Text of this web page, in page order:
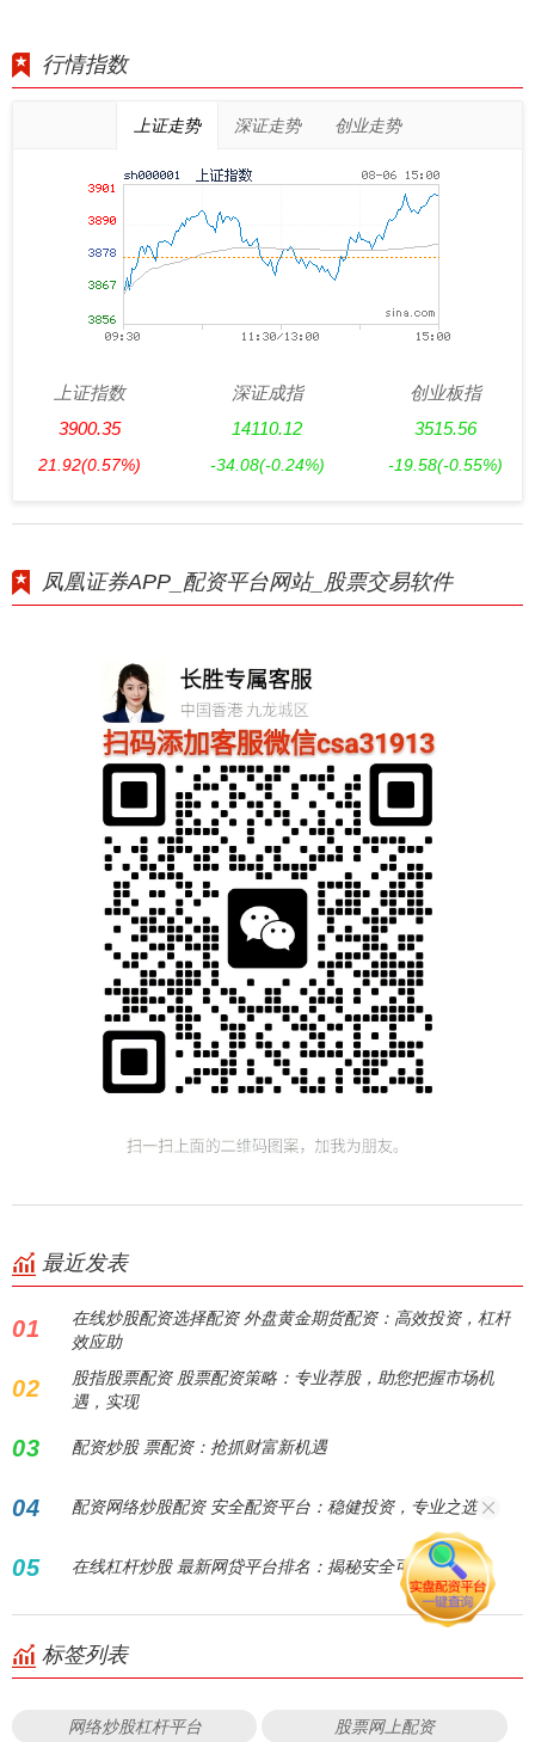
行情指数
上证走势 深证走势 创业走势
上证指数
3900.35
21.92(0.57%)
深证成指
14110.12
-34.08(-0.24%)
创业板指
3515.56
-19.58(-0.55%)
凤凰证券APP_配资平台网站_股票交易软件
最近发表
01
在线炒股配资选择配资 外盘黄金期货配资：高效投资，杠杆
效应助
02
股指股票配资 股票配资策略：专业荐股，助您把握市场机
遇，实现
03 配资炒股 票配资：抢抓财富新机遇
04 配资网络炒股配资 安全配资平台：稳健投资，专业之选
05 在线杠杆炒股 最新网贷平台排名：揭秘安全可靠之选！
标签列表
网络炒股杠杆平台 股票网上配资